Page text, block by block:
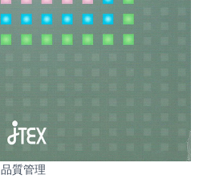
品質管理